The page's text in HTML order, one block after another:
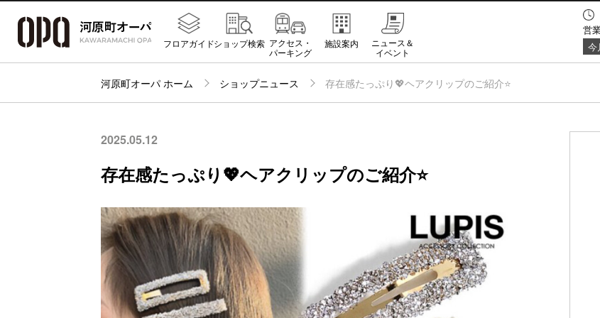
営
今
フロアガイドショップ検索 アクセス・
パーキング
施設案内
ニュース＆
イベント
河原町オーパ ホーム ショップニュース 存在感たっぷり💖ヘアクリップのご紹介⭐️
2025.05.12
存在感たっぷり💖ヘアクリップのご紹介⭐️